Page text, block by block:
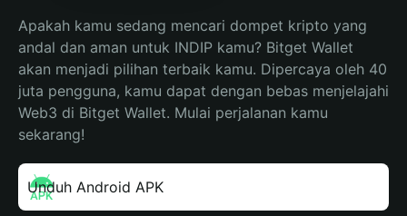
Apakah kamu sedang mencari dompet kripto yang
andal dan aman untuk INDIP kamu? Bitget Wallet
akan menjadi pilihan terbaik kamu. Dipercaya oleh 40
juta pengguna, kamu dapat dengan bebas menjelajahi
Web3 di Bitget Wallet. Mulai perjalanan kamu
sekarang!
Unduh Android APK